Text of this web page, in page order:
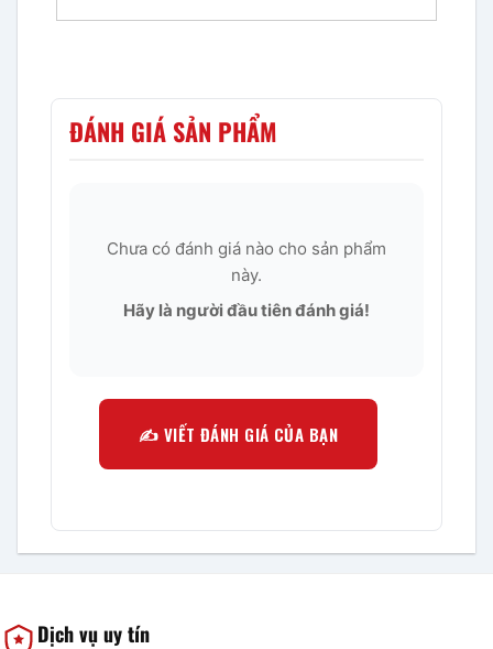
ĐÁNH GIÁ SẢN PHẨM
Chưa có đánh giá nào cho sản phẩm
này.
Hãy là người đầu tiên đánh giá!
✍️ VIẾT ĐÁNH GIÁ CỦA BẠN
Dịch vụ uy tín